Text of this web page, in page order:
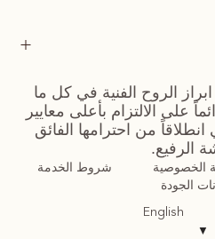
الروح الفنية في كل ما
على الالتزام بأعلى معايير
من احترامها الفائق
الرفيع.
الخصوصية
شروط الخدمة
الجودة
▼
English